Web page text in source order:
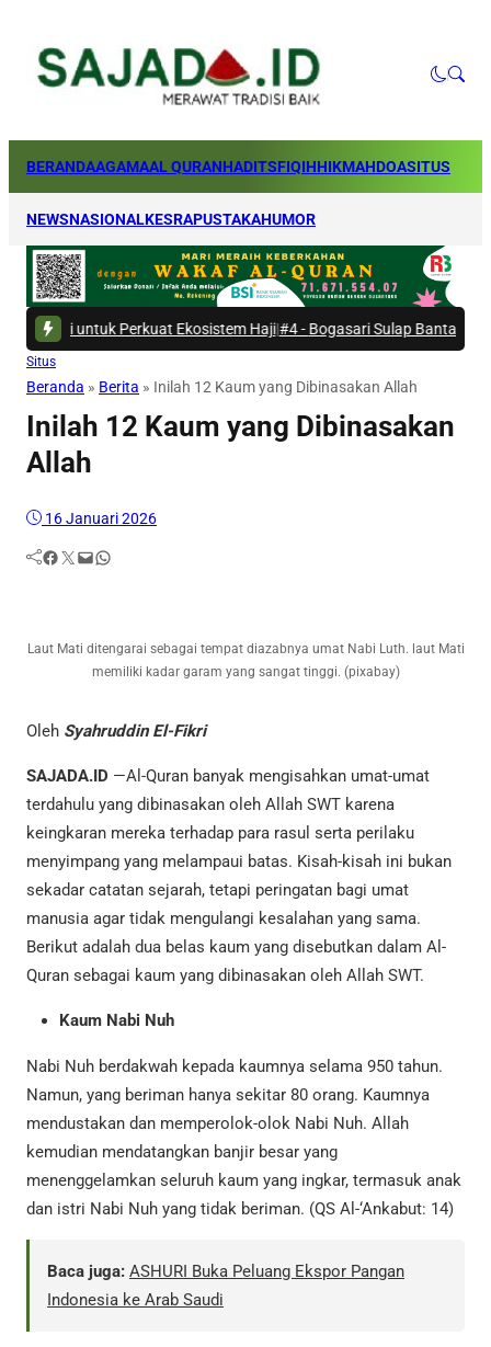
BERANDAAGAMAAL QURANHADITSFIQIHHIKMAHDOASITUS
NEWSNASIONALKESRAPUSTAKAHUMOR
untuk Perkuat Ekosistem Haji|#4 -Bogasari Sulap Bantaran Kali
Situs
Beranda » Berita » Inilah 12 Kaum yang Dibinasakan Allah
Inilah 12 Kaum yang Dibinasakan
Allah
16 Januari 2026
Facebook Twitter Mail WhatsApp
Laut Mati ditengarai sebagai tempat diazabnya umat Nabi Luth. laut Mati
memiliki kadar garam yang sangat tinggi. (pixabay)
Oleh Syahruddin El-Fikri
SAJADA.ID —Al-Quran banyak mengisahkan umat-umat
terdahulu yang dibinasakan oleh Allah SWT karena
keingkaran mereka terhadap para rasul serta perilaku
menyimpang yang melampaui batas. Kisah-kisah ini bukan
sekadar catatan sejarah, tetapi peringatan bagi umat
manusia agar tidak mengulangi kesalahan yang sama.
Berikut adalah dua belas kaum yang disebutkan dalam Al-
Quran sebagai kaum yang dibinasakan oleh Allah SWT.
Kaum Nabi Nuh
Nabi Nuh berdakwah kepada kaumnya selama 950 tahun.
Namun, yang beriman hanya sekitar 80 orang. Kaumnya
mendustakan dan memperolok-olok Nabi Nuh. Allah
kemudian mendatangkan banjir besar yang
menenggelamkan seluruh kaum yang ingkar, termasuk anak
dan istri Nabi Nuh yang tidak beriman. (QS Al-‘Ankabut: 14)
Baca juga: ASHURI Buka Peluang Ekspor Pangan
Indonesia ke Arab Saudi